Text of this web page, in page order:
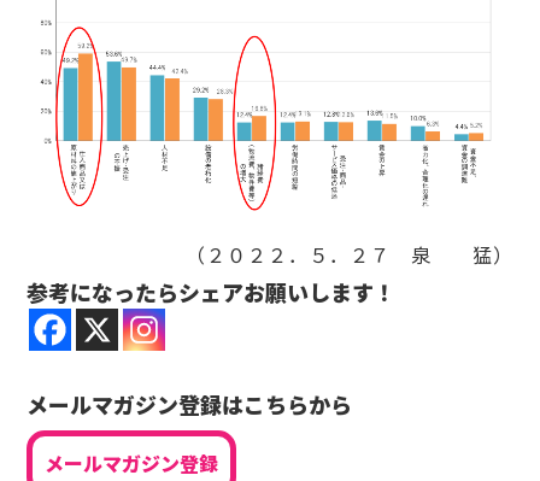
（２０２２．５．２７ 泉 猛）
参考になったらシェアお願いします！
メールマガジン登録はこちらから
メールマガジン登録